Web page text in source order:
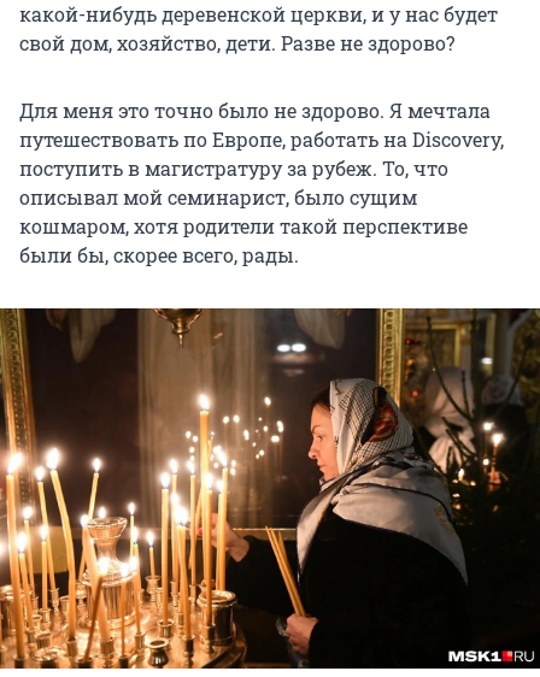
какой-нибудь деревенской церкви, и у нас будет
свой дом, хозяйство, дети. Разве не здорово?
Для меня это точно было не здорово. Я мечтала
путешествовать по Европе, работать на Discovery,
поступить в магистратуру за рубеж. То, что
описывал мой семинарист, было сущим
кошмаром, хотя родители такой перспективе
были бы, скорее всего, рады.